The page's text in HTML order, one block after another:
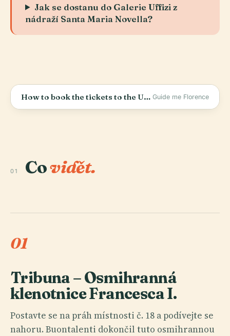
Jak se dostanu do Galerie Uffizi z
nádraží Santa Maria Novella?
How to book the tickets to the Uffizi Gallery? Guide me Florence
01 Covidět.
01
Tribuna – Osmihranná
klenotnice Francesca I.
Postavte se na práh místnosti č. 18 a podívejte se
nahoru. Buontalenti dokončil tuto osmihrannou